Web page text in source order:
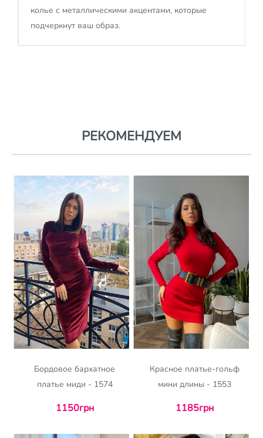
колье с металлическими акцентами, которые
подчеркнут ваш образ.
РЕКОМЕНДУЕМ
Бордовое бархатное
платье миди - 1574
1150грн
Красное платье-гольф
мини длины - 1553
1185грн